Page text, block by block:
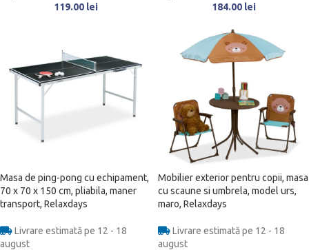
119.00 lei
184.00 lei
Masa de ping-pong cu echipament,
70 x 70 x 150 cm, pliabila, maner
transport, Relaxdays
Livrare estimată pe 12 - 18
august
Mobilier exterior pentru copii, masa
cu scaune si umbrela, model urs,
maro, Relaxdays
Livrare estimată pe 12 - 18
august